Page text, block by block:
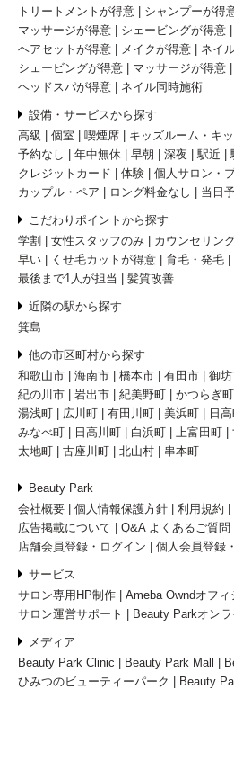
トリートメントが得意
シャンプーが得
マッサージが得意
シェービングが得意
ヘアセットが得意
メイクが得意 ネイ
シェービングが得意
マッサージが得意
ヘッドスパが得意
ネイル同時施術
設備・サービスから探す
高級
個室 喫煙席 キッズルーム・キ
予約なし
年中無休 早朝 深夜 駅近
クレジットカード
体験
個人サロン・
カップル・ペア
ロング料金なし 当日
こだわりポイントから探す
学割
女性スタッフのみ カウンセリン
早い
くせ毛カットが得意 育毛・発毛
最後まで1人が担当
髪質改善
近隣の駅から探す
箕島
他の市区町村から探す
和歌山市
海南市 橋本市 有田市 御
紀の川市
岩出市 紀美野町 かつらぎ町
湯浅町
広川町 有田川町 美浜町 日
みなべ町
日高川町 白浜町 上富田町
太地町
古座川町 北山村 串本町
Beauty Park
会社概要
個人情報保護方針 利用規約
広告掲載について
Q&A よくあるご質問
店舗会員登録・ログイン
個人会員登録
サービス
サロン専用HP制作
Ameba Owndオフ
サロン運営サポート
Beauty Parkオンラ
メディア
Beauty Park Clinic
Beauty Park Mall
ひみつのビューティーパーク
Beauty